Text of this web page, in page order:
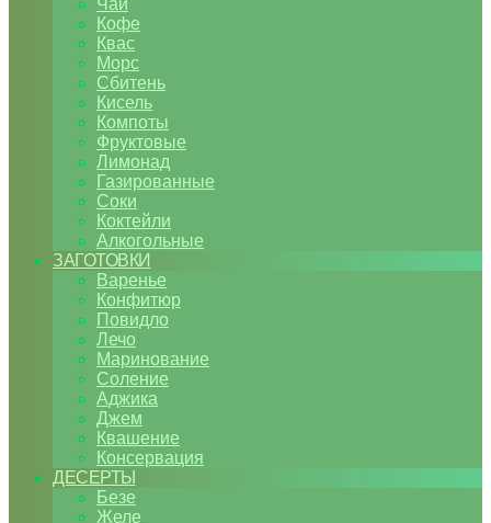
Чай
Кофе
Квас
Морс
Сбитень
Кисель
Компоты
Фруктовые
Лимонад
Газированные
Соки
Коктейли
Алкогольные
ЗАГОТОВКИ
Варенье
Конфитюр
Повидло
Лечо
Маринование
Соление
Аджика
Джем
Квашение
Консервация
ДЕСЕРТЫ
Безе
Желе